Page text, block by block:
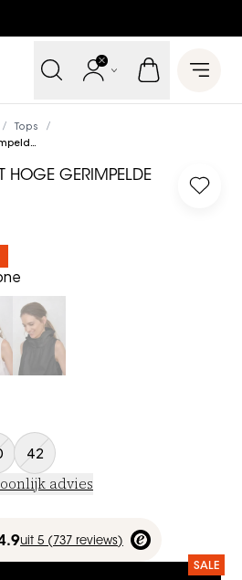
Open
/ Tops /
HOGE GERIMPELDE
Log
42
advies
uit 5 ( 737 reviews)
SALE